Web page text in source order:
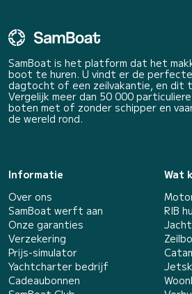
SamBoat is het platform dat het
boot te huren. U vindt er de
dagtocht of een zeilvakantie, en dit
Vergelijk meer dan 50 000
boten met of zonder schipper en
de wereld rond.
Informatie
Over ons
SamBoat werft aan
Onze garanties
Verzekering
Prijs-simulator
Yachtcharter bedrijf
Cadeaubonnen
Wat
RIB